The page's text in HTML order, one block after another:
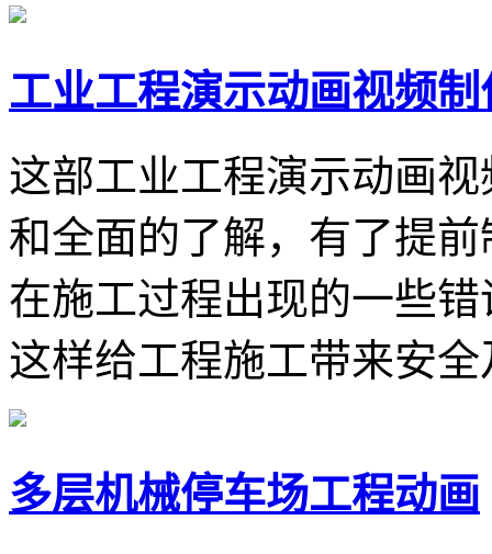
工业工程演示动画视频制
这部工业工程演示动画
和全面的了解，有了提
在施工过程出现的一些
这样给工程施工带来安
多层机械停车场工程动画